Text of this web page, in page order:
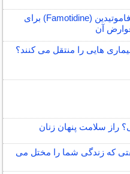
موارد مصرف قرص فاموتیدین (Famotidine) برای
آن
هایی را منتقل می کنند؟
راز سلامت پنهان زنان
که زندگی شما را مختل می